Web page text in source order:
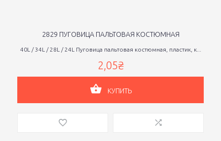
2829 ПУГОВИЦА ПАЛЬТОВАЯ КОСТЮМНАЯ
40L / 34L / 28L / 24L Пуговица пальтовая костюмная, пластик, к...
2,05₴
КУПИТЬ